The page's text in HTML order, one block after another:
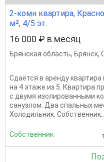
2-комн квартира,
м², 4/5 эт.
16 000 ₽ в месяц
Брянская область, Брянск,
Сдаётся в аренду
на 4 этаже из 5. Квартира
с двумя изолированными
санузлом. Два спальных
Холодильник. Собственник...
Собственник